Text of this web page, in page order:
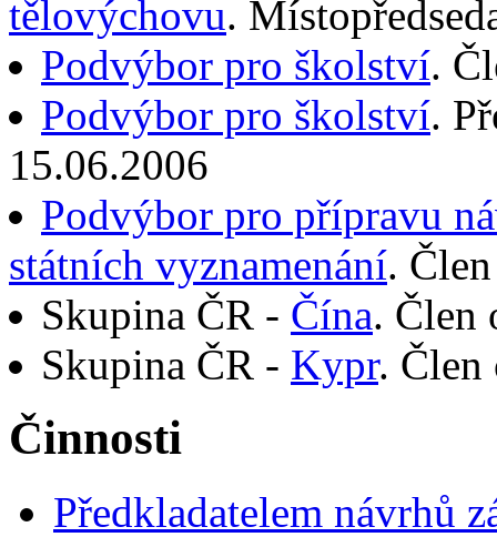
tělovýchovu.
Podvýbor pro školství.
Podvýbor pro školství.
15.06.2006
Podvýbor pro přípravu
státních vyznamenání.
Skupina ČR - Čína. Člen
Skupina ČR - Kypr. Člen
Činnosti
Předkladatelem návrhů